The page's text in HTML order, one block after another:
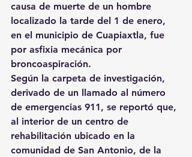
causa de muerte de un hombre
localizado la tarde del 1 de enero,
en el municipio de Cuapiaxtla, fue
por asfixia mecánica por
broncoaspiración.
Según la carpeta de investigación,
derivado de un llamado al número
de emergencias 911, se reportó que,
al interior de un centro de
rehabilitación ubicado en la
comunidad de San Antonio, de la